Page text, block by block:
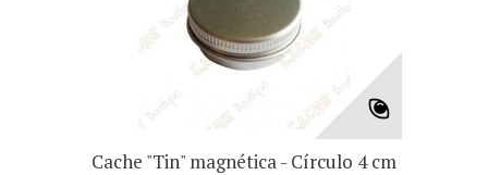
Cache "Tin" magnética - Círculo 4 cm